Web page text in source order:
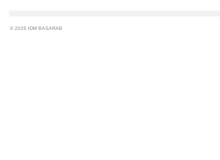
© 2026 IDM BASARAB